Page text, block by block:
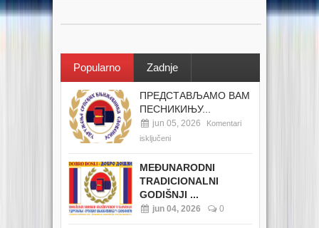
Popularno Zadnje
ПРЕДСТАВЉАМО ВАМ
ПЕСНИКИЊУ...
jun 05, 2026
Komentari
isključeni
MEĐUNARODNI
TRADICIONALNI
GODIŠNJI ...
jun 04, 2026 0